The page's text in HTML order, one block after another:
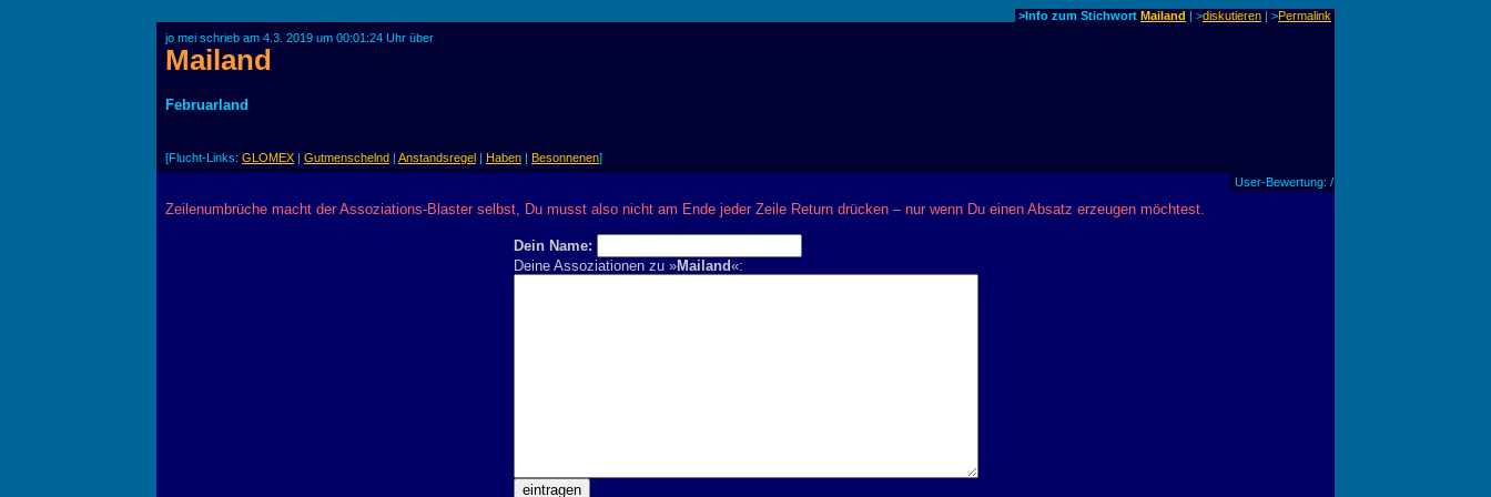
>Info zum Stichwort Mailand | >diskutieren | >Permalink
jo mei schrieb am 4.3. 2019 um 00:01:24 Uhr über
Mailand
Februarland
[Flucht-Links: GLOMEX | Gutmenschelnd | Anstandsregel | Haben | Besonnenen]
User-Bewertung: /
Zeilenumbrüche macht der Assoziations-Blaster selbst, Du musst also nicht am Ende jeder Zeile Return drücken – nur wenn Du einen Absatz erzeugen möchtest.
Dein Name:
Deine Assoziationen zu »Mailand«: